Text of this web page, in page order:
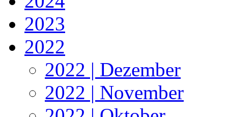
2023
2022
2022 | Dezember
2022 | November